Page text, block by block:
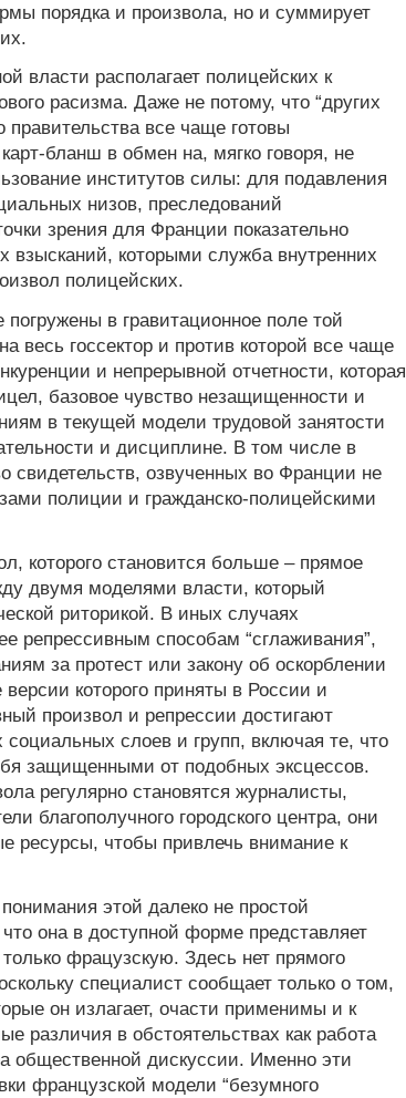
порядка и произвола, но и суммирует
власти располагает полицейских к
расизма. Даже не потому, что “других
правительства все чаще готовы
бланш в обмен на, мягко говоря, не
институтов силы: для подавления
низов, преследований
зрения для Франции показательно
взысканий, которыми служба внутренних
полицейских.
в гравитационное поле той
весь госсектор и против которой все чаще
и непрерывной отчетности, которая
базовое чувство незащищенности и
в текущей модели трудовой занятости
и дисциплине. В том числе в
свидетельств, озвученных во Франции не
полиции и гражданско-полицейскими
которого становится больше – прямое
двумя моделями власти, который
риторикой. В иных случаях
репрессивным способам “сглаживания”,
за протест или закону об оскорблении
версии которого приняты в России и
произвол и репрессии достигают
слоев и групп, включая те, что
защищенными от подобных эксцессов.
регулярно становятся журналисты,
благополучного городского центра, они
ресурсы, чтобы привлечь внимание к
этой далеко не простой
она в доступной форме представляет
фрацузскую. Здесь нет прямого
специалист сообщает только о том,
он излагает, очасти применимы и к
различия в обстоятельствах как работа
общественной дискуссии. Именно эти
французской модели “безумного